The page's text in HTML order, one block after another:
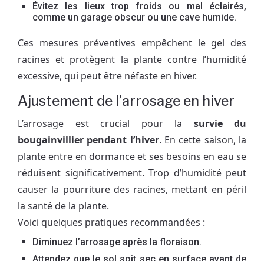
Évitez les lieux trop froids ou mal éclairés,
comme un garage obscur ou une cave humide.
Ces mesures préventives empêchent le gel des
racines et protègent la plante contre l’humidité
excessive, qui peut être néfaste en hiver.
Ajustement de l’arrosage en hiver
L’arrosage est crucial pour la survie du
bougainvillier pendant l’hiver. En cette saison, la
plante entre en dormance et ses besoins en eau se
réduisent significativement. Trop d’humidité peut
causer la pourriture des racines, mettant en péril
la santé de la plante.
Voici quelques pratiques recommandées :
Diminuez l’arrosage après la floraison.